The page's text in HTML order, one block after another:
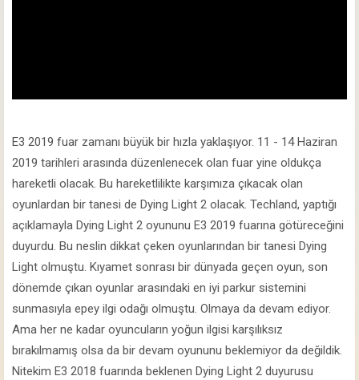
E3 2019 fuar zamanı büyük bir hızla yaklaşıyor. 11 - 14 Haziran
2019 tarihleri arasında düzenlenecek olan fuar yine oldukça
hareketli olacak. Bu hareketlilikte karşımıza çıkacak olan
oyunlardan bir tanesi de Dying Light 2 olacak. Techland, yaptığı
açıklamayla Dying Light 2 oyununu E3 2019 fuarına götüreceğini
duyurdu. Bu neslin dikkat çeken oyunlarından bir tanesi Dying
Light olmuştu. Kıyamet sonrası bir dünyada geçen oyun, son
dönemde çıkan oyunlar arasındaki en iyi parkur sistemini
sunmasıyla epey ilgi odağı olmuştu. Olmaya da devam ediyor.
Ama her ne kadar oyuncuların yoğun ilgisi karşılıksız
bırakılmamış olsa da bir devam oyununu beklemiyor da değildik.
Nitekim E3 2018 fuarında beklenen Dying Light 2 duyurusu